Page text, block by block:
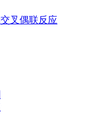
叉偶联反应